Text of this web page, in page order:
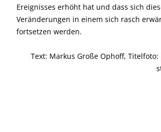
Ereignisses erhöht hat und dass sich
Veränderungen in einem sich rasch
fortsetzen werden.
Text: Markus Große Ophoff,